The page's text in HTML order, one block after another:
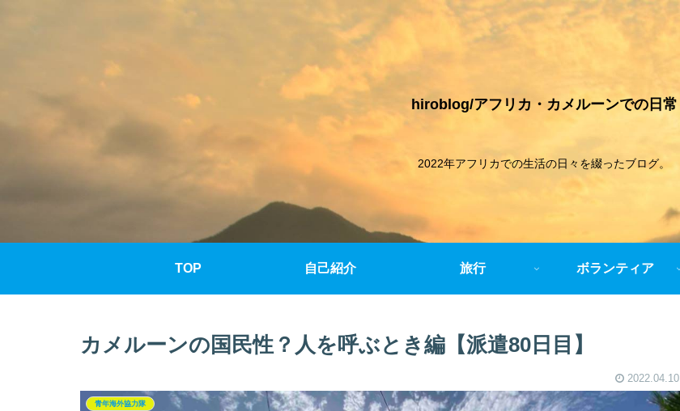
hiroblog/アフリカ・カメルーンでの日常
2022年アフリカでの生活の日々を綴ったブログ。
TOP 自己紹介 旅行 ボランティア
カメルーンの国民性？人を呼ぶとき編【派遣80日目】
2022.04.10
青年海外協力隊